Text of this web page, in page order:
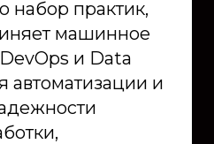
набор практик,
машинное
и Data
автоматизации и